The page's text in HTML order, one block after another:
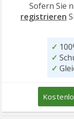
Sofern Sie
registrieren
✓
✓
✓